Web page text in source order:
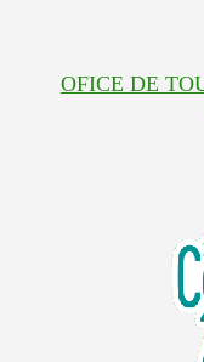
OFICE DE